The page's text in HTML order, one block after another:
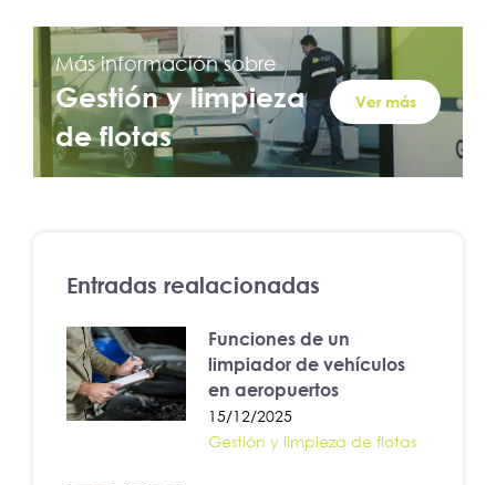
Más información sobre
Gestión y limpieza
de flotas
Ver más
Entradas realacionadas
Funciones de un
limpiador de vehículos
en aeropuertos
15/12/2025
Gestión y limpieza de flotas